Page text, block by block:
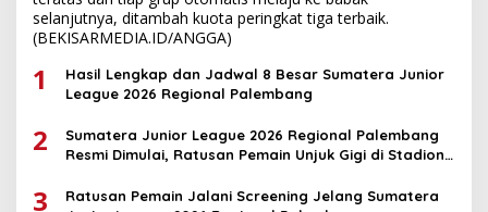
1
Hasil Lengkap dan Jadwal 8 Besar Sumatera Junior
League 2026 Regional Palembang
2
Sumatera Junior League 2026 Regional Palembang
Resmi Dimulai, Ratusan Pemain Unjuk Gigi di Stadion
3
Ratusan Pemain Jalani Screening Jelang Sumatera